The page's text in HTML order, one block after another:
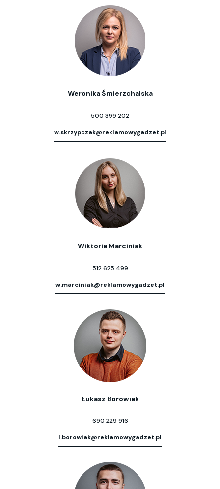
Weronika Śmierzchalska
500 399 202
w.skrzypczak@reklamowygadzet.pl
Wiktoria Marciniak
512 625 499
w.marciniak@reklamowygadzet.pl
Łukasz Borowiak
690 229 916
l.borowiak@reklamowygadzet.pl